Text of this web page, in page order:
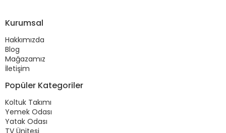
Kurumsal
Hakkımızda
Blog
Mağazamız
İletişim
Popüler Kategoriler
Koltuk Takımı
Yemek Odası
Yatak Odası
TV Ünitesi